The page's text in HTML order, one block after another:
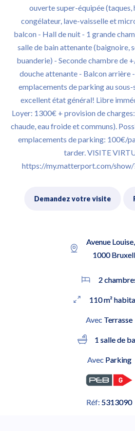
ouverte super-équipée
congélateur, lave-vaisselle et
balcon - Hall de nuit - 1 grande
salle de bain attenante (baignoire,
buanderie) - Seconde chambre de
douche attenante - Balcon arrière
emplacements de parking au
excellent état général! Libre
Loyer: 1300€ + provision de
chaude, eau froide et communs).
emplacements de parking: 100€/
tarder. VISITE
https://my.matterport.com/
Demandez votre visite
Avenue
1000
2
110 m²
Avec Terrasse
1 salle de
AvecParking
Réf: 5313090